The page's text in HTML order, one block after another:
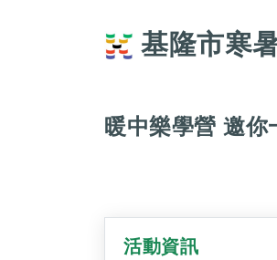
基隆市寒
暖中樂學營 邀
活動資訊